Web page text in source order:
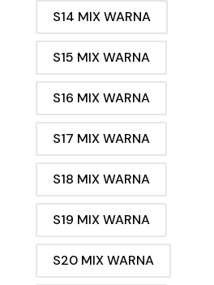
S14 MIX WARNA
S15 MIX WARNA
S16 MIX WARNA
S17 MIX WARNA
S18 MIX WARNA
S19 MIX WARNA
S20 MIX WARNA